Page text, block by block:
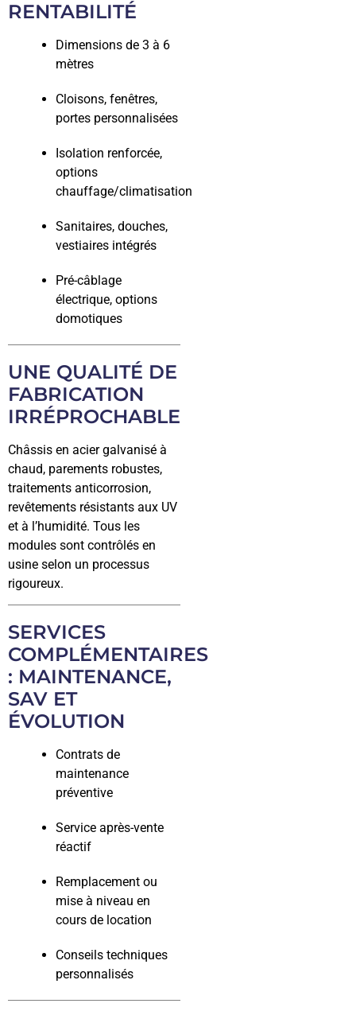
RENTABILITÉ
Dimensions de 3 à 6
mètres
Cloisons, fenêtres,
portes personnalisées
Isolation renforcée,
options
chauffage/climatisation
Sanitaires, douches,
vestiaires intégrés
Pré-câblage
électrique, options
domotiques
UNE QUALITÉ DE
FABRICATION
IRRÉPROCHABLE
Châssis en acier galvanisé à
chaud, parements robustes,
traitements anticorrosion,
revêtements résistants aux UV
et à l’humidité. Tous les
modules sont contrôlés en
usine selon un processus
rigoureux.
SERVICES
COMPLÉMENTAIRES
: MAINTENANCE,
SAV ET
ÉVOLUTION
Contrats de
maintenance
préventive
Service après-vente
réactif
Remplacement ou
mise à niveau en
cours de location
Conseils techniques
personnalisés